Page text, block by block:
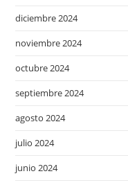
diciembre 2024
noviembre 2024
octubre 2024
septiembre 2024
agosto 2024
julio 2024
junio 2024